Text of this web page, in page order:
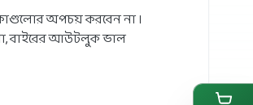
অপচয় করবেন না ।
বাইরের আউটলুক ভাল